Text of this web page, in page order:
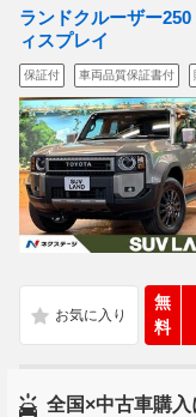
ランドクルーザー
ィスプレイ
保証付 車両品質保証書付
無
料
全国×中古車購